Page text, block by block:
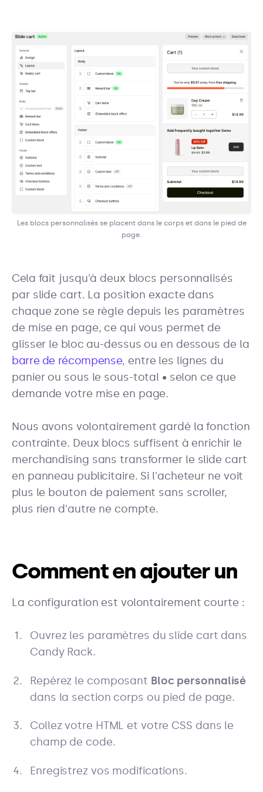
Les blocs personnalisés se placent dans le corps et dans le pied de
page.
Cela fait jusqu'à deux blocs personnalisés
par slide cart. La position exacte dans
chaque zone se règle depuis les paramètres
de mise en page, ce qui vous permet de
glisser le bloc au-dessus ou en dessous de la
barre de récompense, entre les lignes du
panier ou sous le sous-total • selon ce que
demande votre mise en page.
Nous avons volontairement gardé la fonction
contrainte. Deux blocs suffisent à enrichir le
merchandising sans transformer le slide cart
en panneau publicitaire. Si l'acheteur ne voit
plus le bouton de paiement sans scroller,
plus rien d'autre ne compte.
Comment en ajouter un
La configuration est volontairement courte :
Ouvrez les paramètres du slide cart dans
Candy Rack.
Repérez le composant Bloc personnalisé
dans la section corps ou pied de page.
Collez votre HTML et votre CSS dans le
champ de code.
Enregistrez vos modifications.